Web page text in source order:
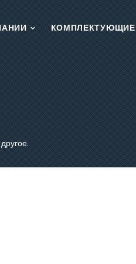
КОМПЛЕКТУЮЩИЕ